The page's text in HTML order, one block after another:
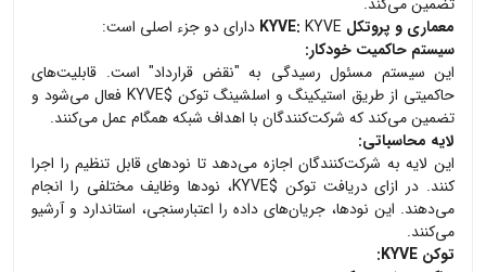
معماری و پروتکل KYVE: KYVE دارای دو جزء اصلی است:
سیستم حاکمیت خودکار:
این سیستم مسئول رسیدگی به "نقض قرارداد" است. قابلیت‌های
حاکمیتی از طریق استیکینگ و اسلشینگ توکن $KYVE فعال می‌شود و
تضمین می‌کند که شرکت‌کنندگان با اهداف شبکه همگام عمل می‌کنند.
لایه محاسباتی:
این لایه به شرکت‌کنندگان اجازه می‌دهد تا نودهای قابل تنظیم را اجرا
کنند. در ازای دریافت توکن $KYVE، نودها وظایف مختلفی را انجام
می‌دهند. این نودها، جریان‌های داده را اعتبارسنجی، استاندارد و آرشیو
می‌کنند.
توکن KYVE: